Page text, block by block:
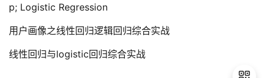
p; Logistic Regression
用户画像之线性回归逻辑回归综合实战
线性回归与logistic回归综合实战